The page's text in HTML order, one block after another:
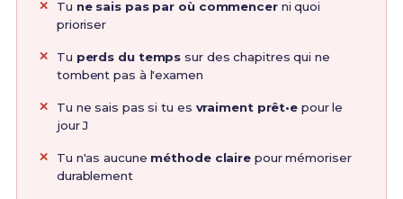
Tu ne sais pas par où commencerni quoi
prioriser
Tu perds du temps sur des chapitres qui ne
tombent pas à l'examen
Tu ne sais pas si tu es vraiment prêt•e pour le
jour J
Tu n'as aucune méthode claire pour mémoriser
durablement